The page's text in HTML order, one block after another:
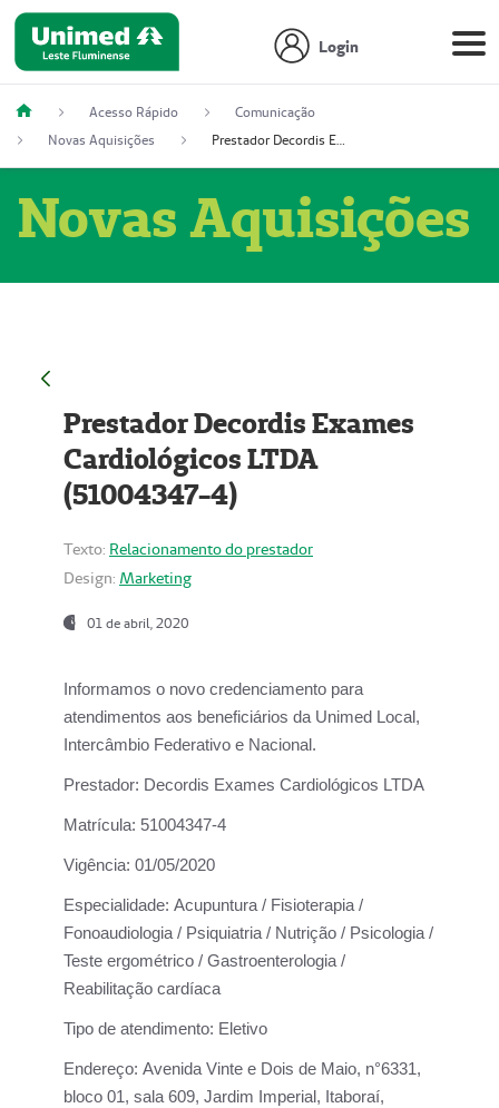
Login
Acesso Rápido
Comunicação
Novas Aquisições
Prestador Decordis Exames Cardiológicos LTDA (51004347-4)
Novas Aquisições
Prestador Decordis Exames
Cardiológicos LTDA
(51004347-4)
Texto: Relacionamento do prestador
Design: Marketing
01 de abril, 2020
Informamos o novo credenciamento para
atendimentos aos beneficiários da Unimed Local,
Intercâmbio Federativo e Nacional.
Prestador: Decordis Exames Cardiológicos LTDA
Matrícula: 51004347-4
Vigência: 01/05/2020
Especialidade: Acupuntura / Fisioterapia /
Fonoaudiologia / Psiquiatria / Nutrição / Psicologia /
Teste ergométrico / Gastroenterologia /
Reabilitação cardíaca
Tipo de atendimento: Eletivo
Endereço: Avenida Vinte e Dois de Maio, n°6331,
bloco 01, sala 609, Jardim Imperial, Itaboraí,